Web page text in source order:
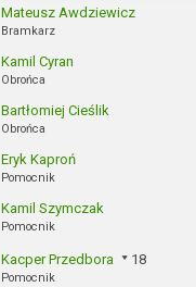
Mateusz Awdziewicz
Bramkarz
Kamil Cyran
Obrońca
Bartłomiej Cieślik
Obrońca
Eryk Kaproń
Pomocnik
Kamil Szymczak
Pomocnik
Kacper Przedbora 18
Pomocnik